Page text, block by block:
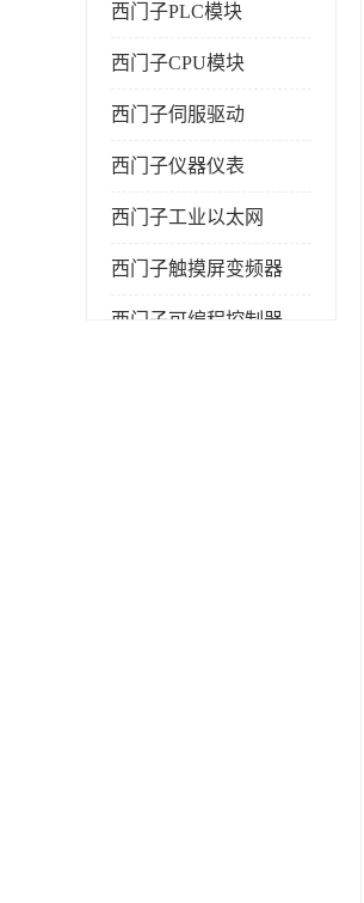
西门子PLC模块
西门子CPU模块
西门子伺服驱动
西门子仪器仪表
西门子工业以太网
西门子触摸屏变频器
西门子可编程控制器